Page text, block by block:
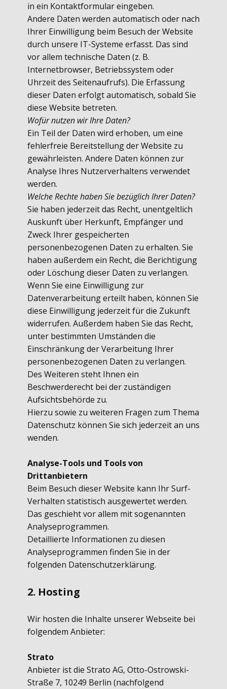
in ein Kontaktformular eingeben.
Andere Daten werden automatisch oder nach
Ihrer Einwilligung beim Besuch der Website
durch unsere IT-Systeme erfasst. Das sind
vor allem technische Daten (z. B.
Internetbrowser, Betriebssystem oder
Uhrzeit des Seitenaufrufs). Die Erfassung
dieser Daten erfolgt automatisch, sobald Sie
diese Website betreten.
Wofür nutzen wir Ihre Daten?
Ein Teil der Daten wird erhoben, um eine
fehlerfreie Bereitstellung der Website zu
gewährleisten. Andere Daten können zur
Analyse Ihres Nutzerverhaltens verwendet
werden.
Welche Rechte haben Sie bezüglich Ihrer Daten?
Sie haben jederzeit das Recht, unentgeltlich
Auskunft über Herkunft, Empfänger und
Zweck Ihrer gespeicherten
personenbezogenen Daten zu erhalten. Sie
haben außerdem ein Recht, die Berichtigung
oder Löschung dieser Daten zu verlangen.
Wenn Sie eine Einwilligung zur
Datenverarbeitung erteilt haben, können Sie
diese Einwilligung jederzeit für die Zukunft
widerrufen. Außerdem haben Sie das Recht,
unter bestimmten Umständen die
Einschränkung der Verarbeitung Ihrer
personenbezogenen Daten zu verlangen.
Des Weiteren steht Ihnen ein
Beschwerderecht bei der zuständigen
Aufsichtsbehörde zu.
Hierzu sowie zu weiteren Fragen zum Thema
Datenschutz können Sie sich jederzeit an uns
wenden.
Analyse-Tools und Tools von
Drittanbietern
Beim Besuch dieser Website kann Ihr Surf-
Verhalten statistisch ausgewertet werden.
Das geschieht vor allem mit sogenannten
Analyseprogrammen.
Detaillierte Informationen zu diesen
Analyseprogrammen finden Sie in der
folgenden Datenschutzerklärung.
2. Hosting
Wir hosten die Inhalte unserer Webseite bei
folgendem Anbieter:
Strato
Anbieter ist die Strato AG, Otto-Ostrowski-
Straße 7, 10249 Berlin (nachfolgend